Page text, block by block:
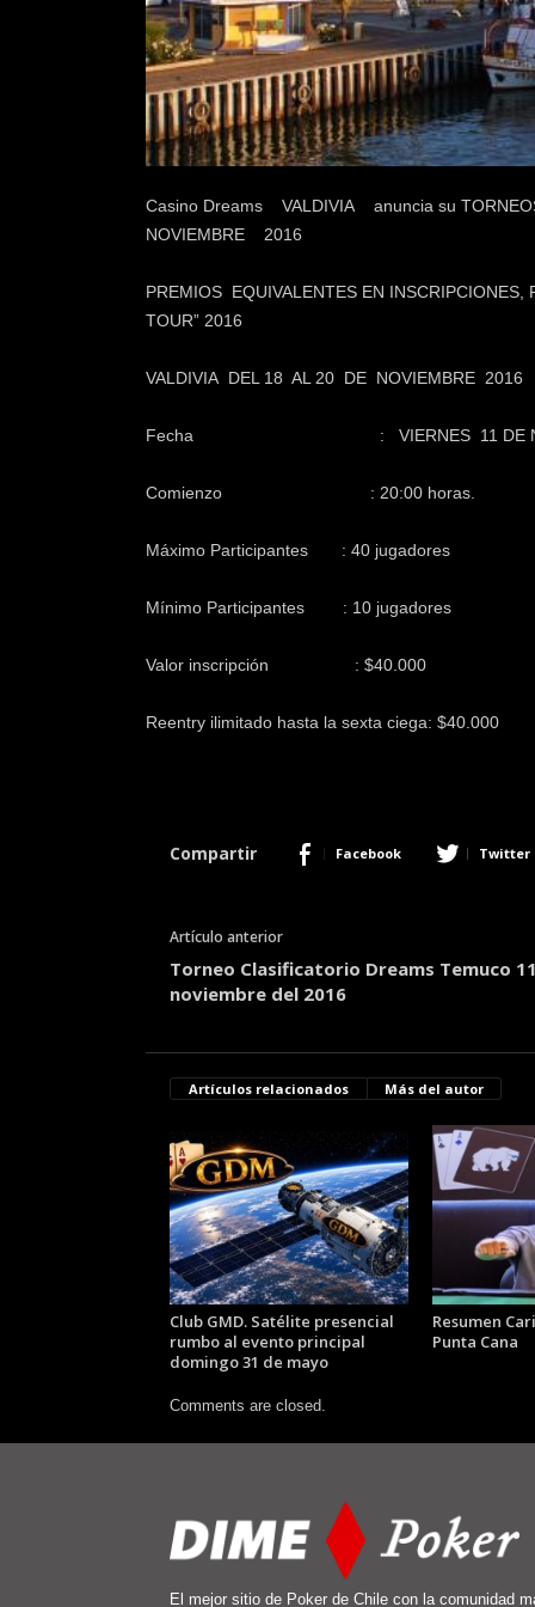
k
e
r
.
c
l
Casino Dreams VALDIVIA anuncia su
NOVIEMBRE 2016
PREMIOS EQUIVALENTES EN
TOUR” 2016
VALDIVIA DEL 18 AL 20 DE NOVIEMBRE 2016
Fecha : VIERNES 11 DE
Comienzo : 20:00 horas.
Máximo Participantes : 40 jugadores
Mínimo Participantes : 10 jugadores
Valor inscripción : $40.000
Reentry ilimitado hasta la sexta ciega: $40.000
Compartir Facebook Twitter
Artículo anterior
Torneo Clasificatorio Dreams Temuco
noviembre del 2016
Artículos relacionados Más del autor
Club GMD. Satélite presencial
rumbo al evento principal
domingo 31 de mayo
Resumen
Punta Cana
Comments are closed.
El mejor sitio de Poker de Chile con la comunidad